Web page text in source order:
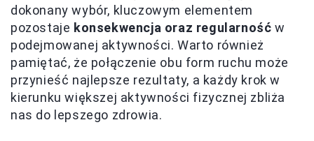
dokonany wybór, kluczowym elementem
pozostaje konsekwencja oraz regularność w
podejmowanej aktywności. Warto również
pamiętać, że połączenie obu form ruchu może
przynieść najlepsze rezultaty, a każdy krok w
kierunku większej aktywności fizycznej zbliża
nas do lepszego zdrowia.